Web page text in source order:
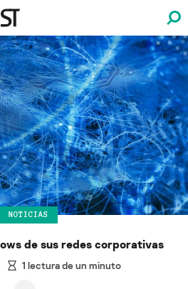
NOTICIAS
de sus redes corporativas
1 lectura de un minuto